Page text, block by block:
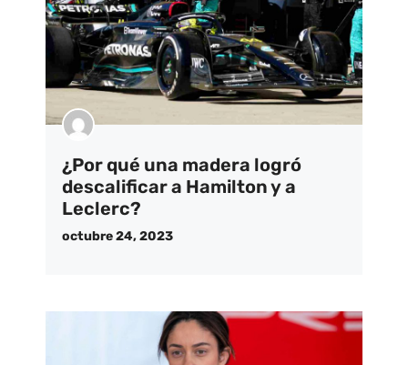
¿Por qué una madera logró
descalificar a Hamilton y a
Leclerc?
octubre 24, 2023